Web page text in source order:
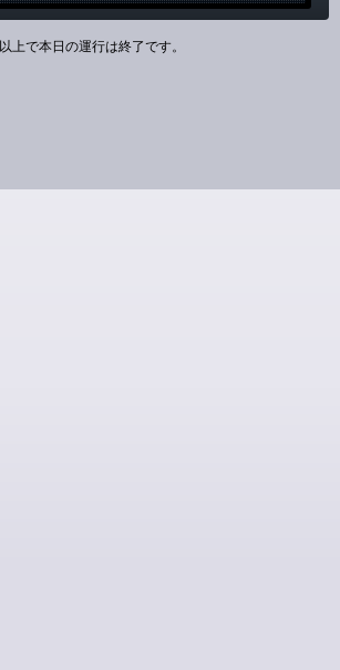
問題を報告
以上で本日の運行は終了です。